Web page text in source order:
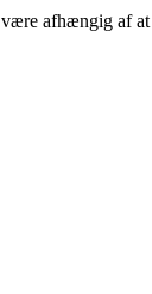
afhængig af